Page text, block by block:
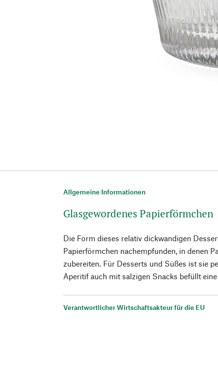
Allgemeine Informationen
Glasgewordenes Papierförmchen
Die Form dieses relativ dickwandigen
Papierförmchen nachempfunden, in denen
zubereiten. Für Desserts und Süßes ist sie
Aperitif auch mit salzigen Snacks befüllt
Verantwortlicher Wirtschaftsakteur für die EU